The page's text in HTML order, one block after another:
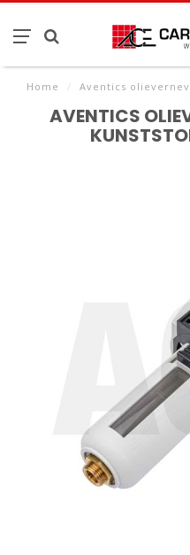
Home / Aventics
AVENTICS